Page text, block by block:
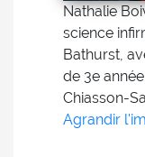
Nathalie
science
Bathurst,
de 3e
Chiasson-
Agrandir